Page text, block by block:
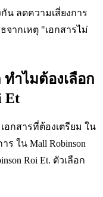
น ลดความเสี่ยงการ
จากเหตุ "เอกสารไม่
ำไมต้องเลือก
Et
อกสารที่ต้องเตรียม ใน
ร ใน Mall Robinson
Roi Et. ตัวเลือก